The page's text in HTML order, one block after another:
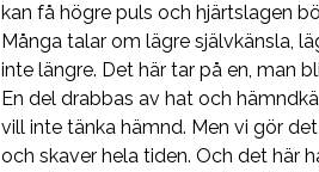
kan få högre puls och hjärtslagen
Många talar om lägre självkänsla,
inte längre. Det här tar på en, man
En del drabbas av hat och
vill inte tänka hämnd. Men vi gör
och skaver hela tiden. Och det här